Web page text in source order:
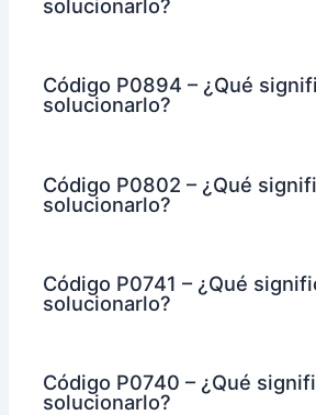
solucionarlo?
Código P0894 – ¿Qué
solucionarlo?
Código P0802 – ¿Qué
solucionarlo?
Código P0741 – ¿Qué
solucionarlo?
Código P0740 – ¿Qué
solucionarlo?